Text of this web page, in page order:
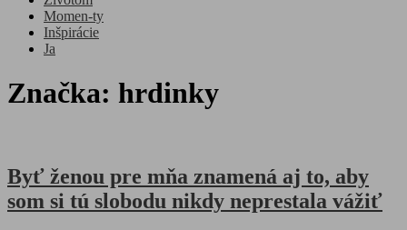
Momen-ty
Inšpirácie
Ja
Značka: hrdinky
Byť ženou pre mňa znamená aj to, aby
som si tú slobodu nikdy neprestala vážiť